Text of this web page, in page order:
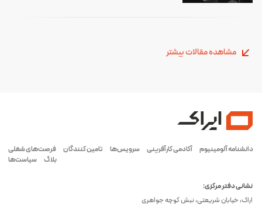
مشاهده مقالات بیشتر
دانشنامه آلومینیوم آکادمی کارآفرینی سرویس‌ها تامین کنندگان
فرصت‌های شغلی
بلاگ
سیاست‌ها
نشانی دفتر مرکزی:
اراک، خیابان شریعتی، نبش کوچه جواهری